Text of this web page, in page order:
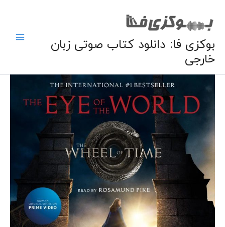
محتوا
بوکزی فا: دانلود کتاب صوتی زبان
خارجی
صوتی
انگلیسی
عدد